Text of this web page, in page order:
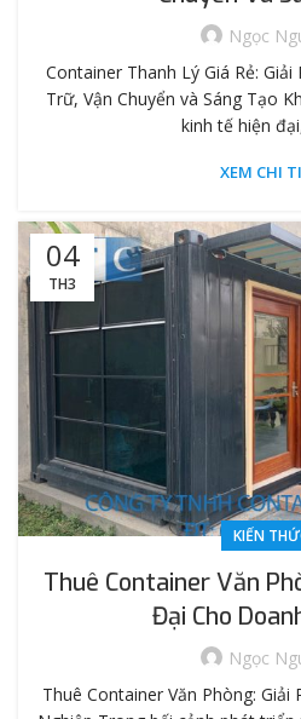
Ngọc
Container Thanh Lý Giá Rẻ:
Trữ, Vận Chuyển và Sáng Tạo
kinh tế hiện
XEM CHI
04
TH3
KIẾN
Thuê Container Văn
Đại Cho
Ngọc
Thuê Container Văn Phòng: